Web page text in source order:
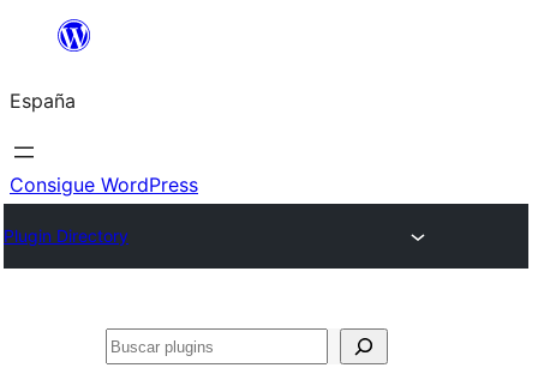
Saltar
contenido
España
Consigue WordPress
Plugin Directory
Buscar